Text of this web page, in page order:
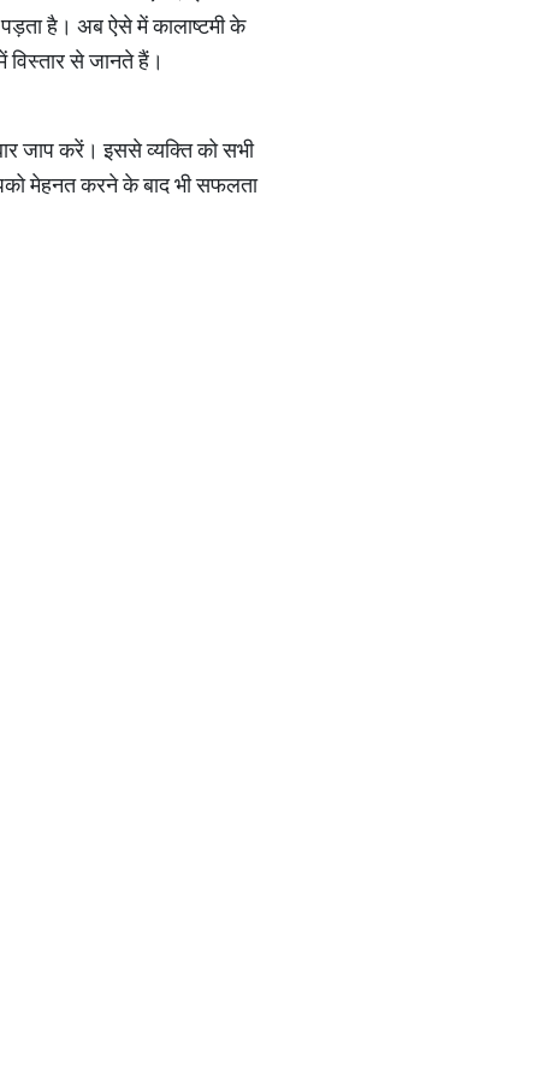
पड़ता है। अब ऐसे में कालाष्टमी के
से जानते हैं।
जाप करें। इससे व्यक्ति को सभी
मेहनत करने के बाद भी सफलता